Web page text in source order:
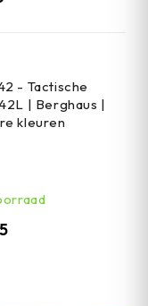
- Tactische
| Berghaus |
kleuren